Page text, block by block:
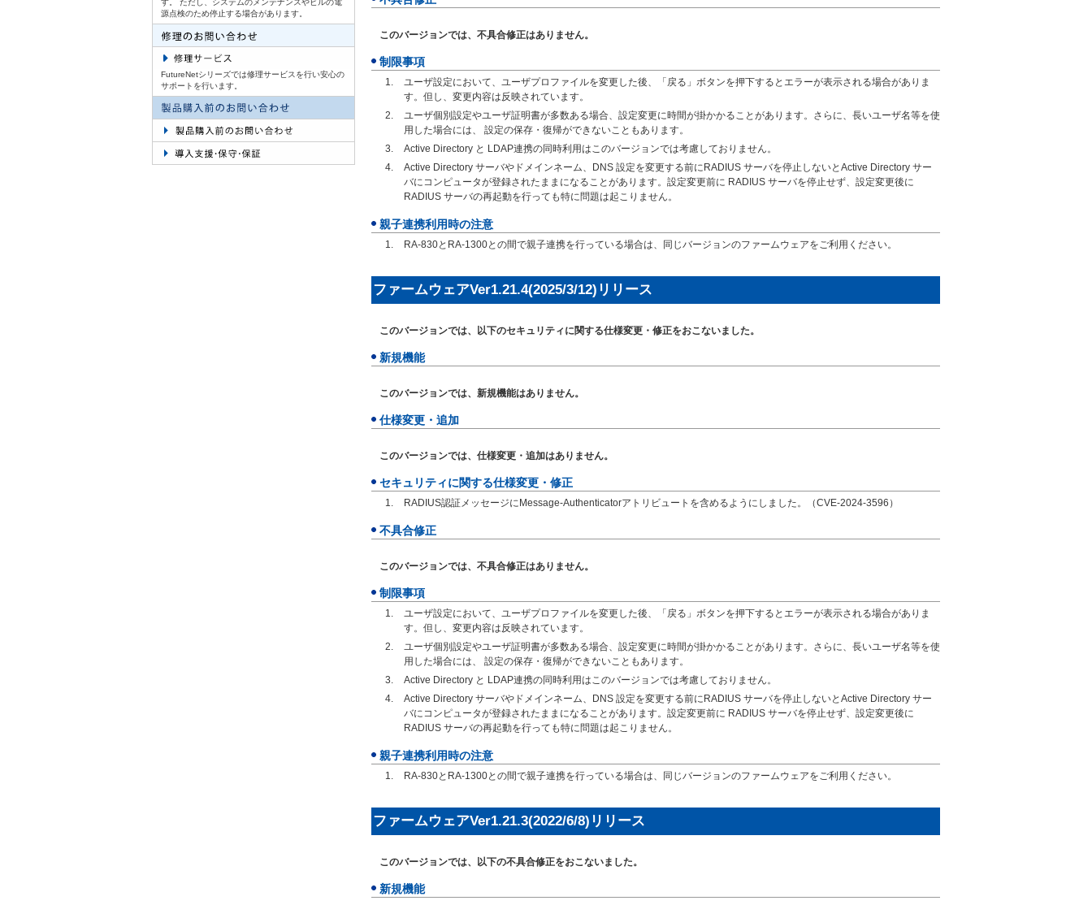
このバージョンでは、不具合修正はありません。
制限事項
ユーザ設定において、ユーザプロファイルを変更した後、「戻る」ボタンを押下するとエラーが表示される場合がありま
す。但し、変更内容は反映されています。
ユーザ個別設定やユーザ証明書が多数ある場合、設定変更に時間が掛かかることがあります。さらに、長いユーザ名等を使
用した場合には、 設定の保存・復帰ができないこともあります。
Active Directory と LDAP連携の同時利用はこのバージョンでは考慮しておりません。
Active Directory サーバやドメインネーム、DNS 設定を変更する前にRADIUS サーバを停止しないとActive Directory サー
バにコンピュータが登録されたままになることがあります。設定変更前に RADIUS サーバを停止せず、設定変更後に
RADIUS サーバの再起動を行っても特に問題は起こりません。
親子連携利用時の注意
RA-830とRA-1300との間で親子連携を行っている場合は、同じバージョンのファームウェアをご利用ください。
ファームウェアVer1.21.4(2025/3/12)リリース
このバージョンでは、以下のセキュリティに関する仕様変更・修正をおこないました。
新規機能
このバージョンでは、新規機能はありません。
仕様変更・追加
このバージョンでは、仕様変更・追加はありません。
セキュリティに関する仕様変更・修正
RADIUS認証メッセージにMessage-Authenticatorアトリビュートを含めるようにしました。（CVE-2024-3596）
不具合修正
このバージョンでは、不具合修正はありません。
制限事項
ユーザ設定において、ユーザプロファイルを変更した後、「戻る」ボタンを押下するとエラーが表示される場合がありま
す。但し、変更内容は反映されています。
ユーザ個別設定やユーザ証明書が多数ある場合、設定変更に時間が掛かかることがあります。さらに、長いユーザ名等を使
用した場合には、 設定の保存・復帰ができないこともあります。
Active Directory と LDAP連携の同時利用はこのバージョンでは考慮しておりません。
Active Directory サーバやドメインネーム、DNS 設定を変更する前にRADIUS サーバを停止しないとActive Directory サー
バにコンピュータが登録されたままになることがあります。設定変更前に RADIUS サーバを停止せず、設定変更後に
RADIUS サーバの再起動を行っても特に問題は起こりません。
親子連携利用時の注意
RA-830とRA-1300との間で親子連携を行っている場合は、同じバージョンのファームウェアをご利用ください。
ファームウェアVer1.21.3(2022/6/8)リリース
このバージョンでは、以下の不具合修正をおこないました。
新規機能
す。 ただし、システムのメンテナンスやビルの電
源点検のため停止する場合があります。
FutureNetシリーズでは修理サービスを行い安心の
サポートを行います。